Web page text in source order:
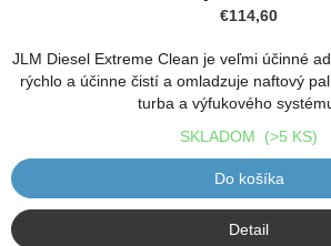
€114,60
JLM Diesel Extreme Clean je veľmi účinné
rýchlo a účinne čistí a omladzuje naftový
turba a výfukového
SKLADOM (>5 KS)
Do košíka
Detail